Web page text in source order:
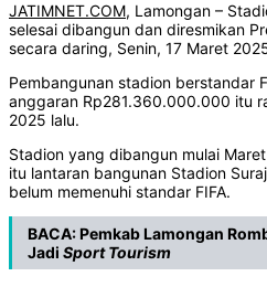
JATIMNET.COM, Lamongan –
selesai dibangun dan diresmikan
secara daring, Senin, 17 Maret
Pembangunan stadion berstandar
anggaran Rp281.360.000.000 itu
2025 lalu.
Stadion yang dibangun mulai
itu lantaran bangunan Stadion
belum memenuhi standar FIFA.
BACA:Pemkab Lamongan
Jadi Sport Tourism